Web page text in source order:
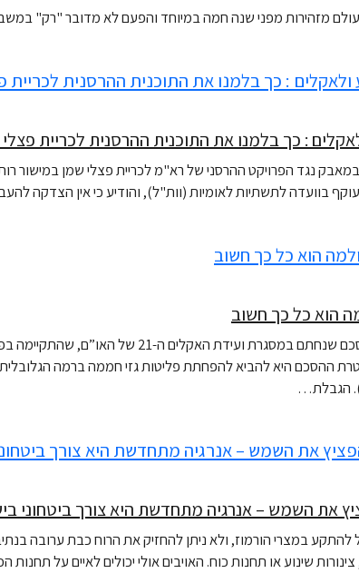
מזהירות מפני שנה חמה במיוחד והפעם לא מדובר "רק"
: כך בלמנו את התוכנית ההרסנית לכריית
נגד הפרויקט ההרסני של רא"מ לכריית פצלי שמן במישור
בוועדה לתשתיות לאומיות (וות"ל), והודיע כי אין הצדקה
הוא כל כך חשוב
הגבלת…
את השמש – אנרגיה מתחדשת היא צורך ביטחוני
להתקע במצרי הורמוז, ולא ניתן להחזיק את הרוח כבת ערובה
שינוע או תחנות כוח. האויבים אולי יכולים לאיים על